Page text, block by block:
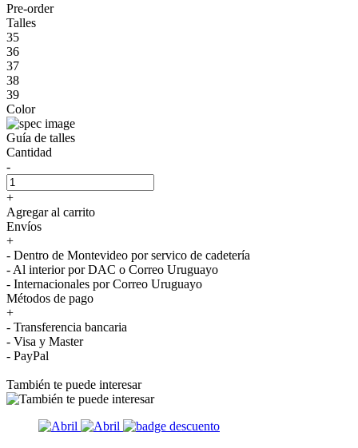
Pre-order
Talles
35
36
37
38
39
Color
Guía de talles
Cantidad
-
+
Agregar al carrito
Envíos
+
- Dentro de Montevideo por servico de cadetería
- Al interior por DAC o Correo Uruguayo
- Internacionales por Correo Uruguayo
Métodos de pago
+
- Transferencia bancaria
- Visa y Master
- PayPal
También te puede interesar